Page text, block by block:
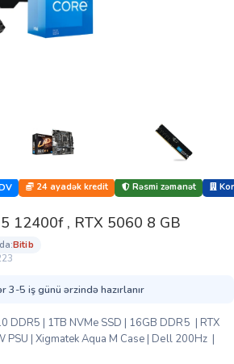
24 ayadək kredit Rəsmi zəmanət
12400f , RTX 5060 8 GB
bi̇ti̇b
3-5 iş günü ərzində hazırlanır
DDR5 | 1TB NVMe SSD | 16GB DDR5 | RTX
| Xigmatek Aqua M Case | Dell 200Hz |